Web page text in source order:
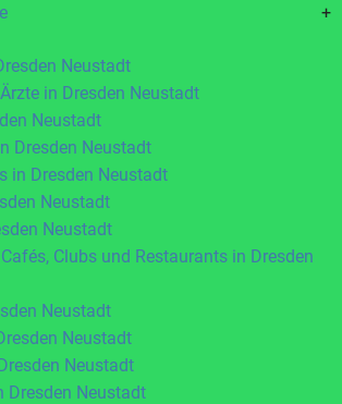
+
Neustadt
in Dresden Neustadt
Neustadt
Dresden Neustadt
in Dresden Neustadt
Neustadt
Neustadt
Clubs und Restaurants in Dresden
Neustadt
Neustadt
Neustadt
Dresden Neustadt